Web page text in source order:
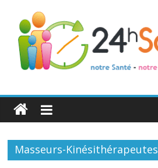
24h
Santé
LaMasseurs-Kinésithérapeutes